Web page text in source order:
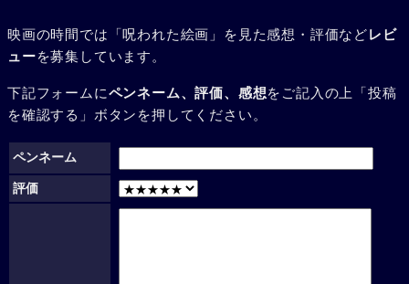
映画の時間では「呪われた絵画」を見た感想・評価などレビ
ューを募集しています。
下記フォームにペンネーム、評価、感想をご記入の上「投稿
を確認する」ボタンを押してください。
ペンネーム
評価